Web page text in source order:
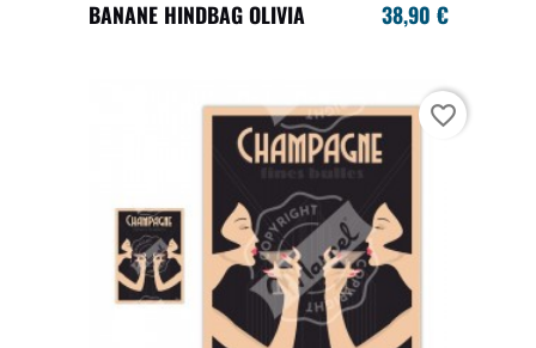
BANANE HINDBAG OLIVIA 38,90 €
favorite_border